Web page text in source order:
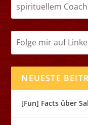
spirituellem
Folge mir auf
NEUESTE
[Fun] Facts über